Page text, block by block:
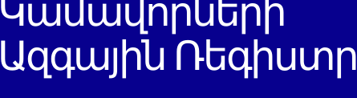
Կամավորների
Ազգային Ռեգիստր